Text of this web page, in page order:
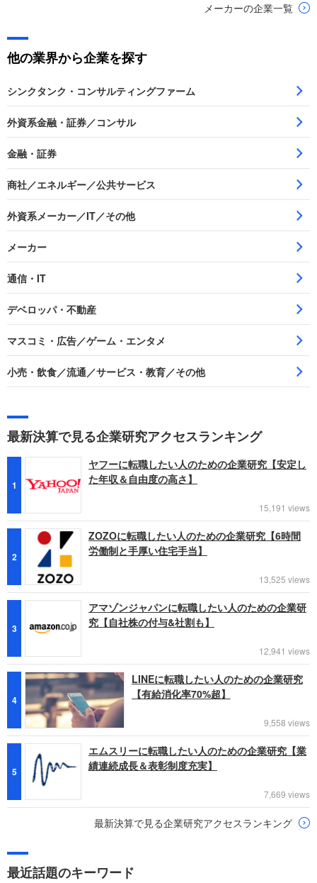
メーカーの企業一覧
他の業界から企業を探す
シンクタンク・コンサルティングファーム
外資系金融・証券／コンサル
金融・証券
商社／エネルギー／公共サービス
外資系メーカー／IT／その他
メーカー
通信・IT
デベロッパ・不動産
マスコミ・広告／ゲーム・エンタメ
小売・飲食／流通／サービス・教育／その他
最新決算で見る企業研究アクセスランキング
1
ヤフーに転職したい人のための企業研究【安定し
た年収＆自由度の高さ】
15,191 views
2
ZOZOに転職したい人のための企業研究【6時間
労働制と手厚い住宅手当】
13,525 views
3
アマゾンジャパンに転職したい人のための企業研
究【自社株の付与&社割も】
12,941 views
4
LINEに転職したい人のための企業研究
【有給消化率70%超】
9,558 views
5
エムスリーに転職したい人のための企業研究【業
績連続成長＆表彰制度充実】
7,669 views
最新決算で見る企業研究アクセスランキング
最近話題のキーワード